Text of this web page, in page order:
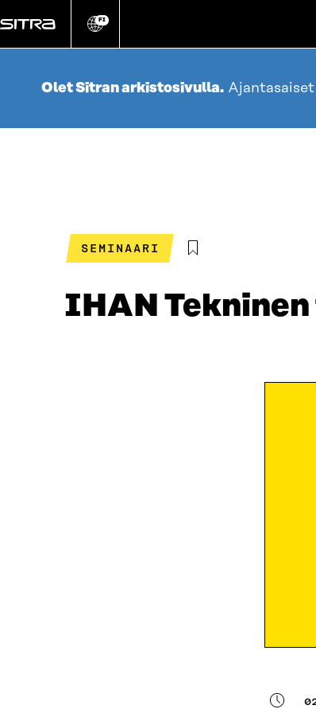
suoraan
Vaihda
kieli
FI
Olet Sitran arkistosivulla.
SEMINAARI
IHAN